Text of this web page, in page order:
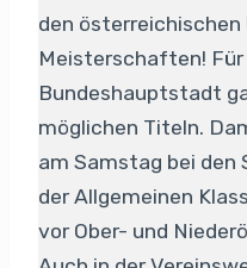
den österreichischen
Meisterschaften! Für
Bundeshauptstadt
möglichen Titeln.
am Samstag bei
der Allgemeinen
vor Ober- und